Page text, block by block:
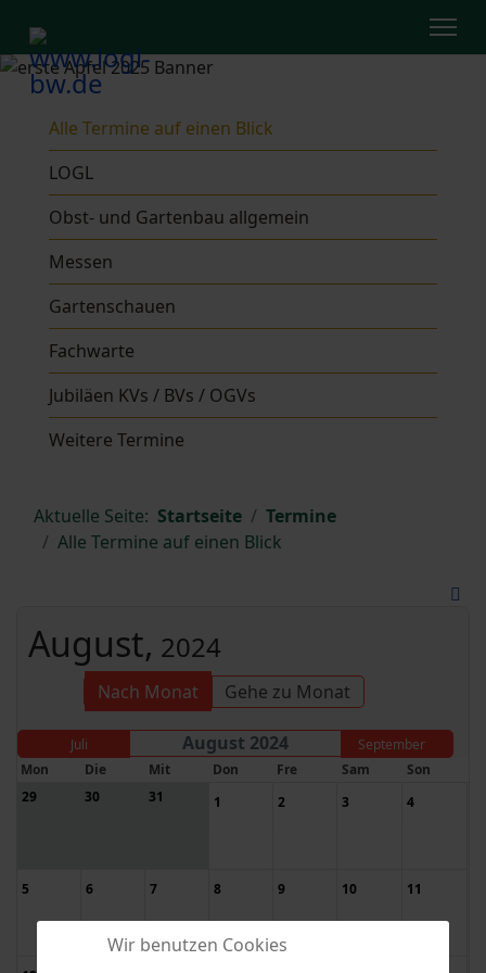
Alle Termine auf einen Blick
LOGL
Obst- und Gartenbau allgemein
Messen
Gartenschauen
Fachwarte
Jubiläen KVs / BVs / OGVs
Weitere Termine
Aktuelle Seite: Startseite
Termine
Alle Termine auf einen Blick
August, 2024
Nach Monat Gehe zu Monat
Juli August 2024
September
Mon
Die Mit Don Fre Sam
Son
29
30 31 1 2 3 4
5 6 7 8 9 10 11
Wir benutzen Cookies